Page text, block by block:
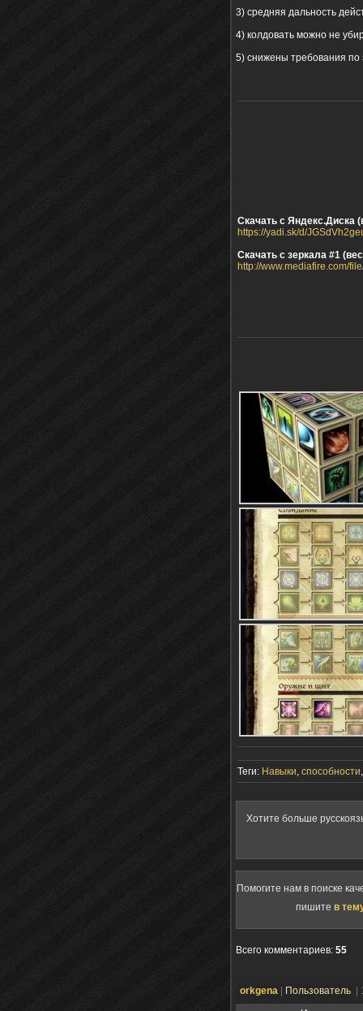
3) средняя дальность
4) колдовать можно не
5) снижены требования по
Скачать с Яндекс.Диска
https://yadi.sk/d/
Скачать с зеркала #1
http://www.mediafire.com/
Теги: Навыки, способности
Хотите больше
Помогите нам в поиске
пишите в
Всего комментариев: 55
orkgena Пользователь